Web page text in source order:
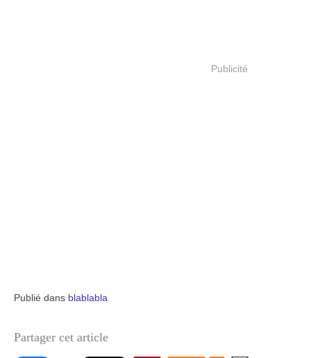
Publicité
Publié dans blablabla
Partager cet article